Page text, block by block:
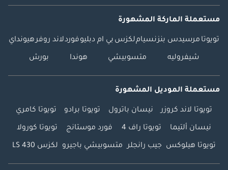
مستعملة الماركة المشهورة
تويوتا مرسيدس بنزنسياملكزس بي ام دبليوفوردلاند روفرهيونداي
شيفروليه متسوبيشي هوندا بورش
مستعملة الموديل المشهورة
تويوتا لاند كروزر نيسان باترول تويوتا برادو تويوتا كامري
نيسان ألتيما تويوتا راف 4 فورد موستانج تويوتا كورولا
تويوتا هيلوكس جيب رانجلر متسوبيشي باجيرو لكزس LS 430